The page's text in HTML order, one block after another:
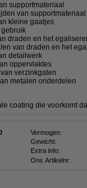
supportmateriaal
van supportmateriaal
kleine gaatjes
draden en het
van draden en het
detailwerk
oppervlaktes
verzinkgaten
metalen onderdelen
coating die voorkomt
Vermogen:
Gewicht:
Extra info:
Ons Artikelnr: